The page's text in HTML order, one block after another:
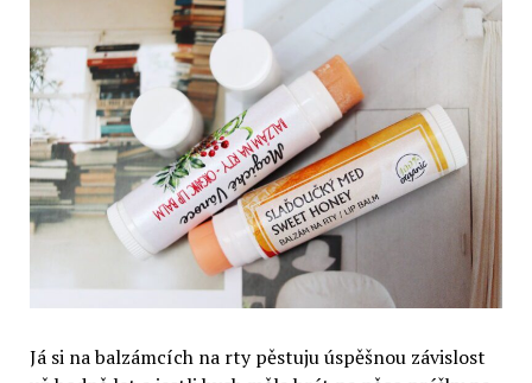
Já si na balzámcích na rty pěstuju úspěšnou závislost